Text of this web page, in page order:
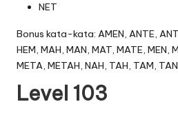
NET
Bonus kata-kata: AMEN, ANTE,
HEM, MAH, MAN, MAT, MATE, MEN,
META, METAH, NAH, TAH, TAM,
Level 103